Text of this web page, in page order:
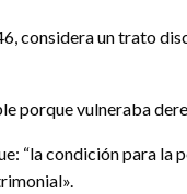
considera un trato
porque vulneraba
“la condición para